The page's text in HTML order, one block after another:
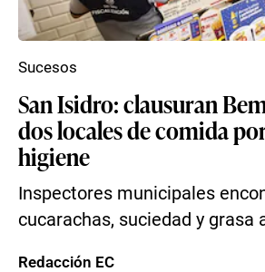
San Isidro: clausuran
dos locales de comida
higiene
Inspectores municipales
cucarachas, suciedad y grasa
Sucesos
Redacción EC